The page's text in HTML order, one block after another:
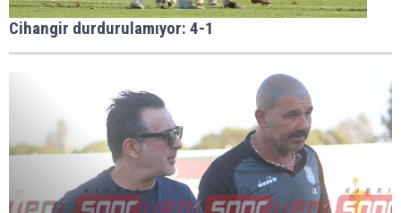
Cihangir durdurulamıyor: 4-1